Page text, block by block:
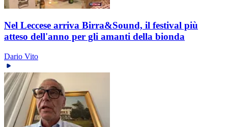
Nel Leccese arriva Birra&Sound, il festival più
atteso dell'anno per gli amanti della bionda
Dario Vito